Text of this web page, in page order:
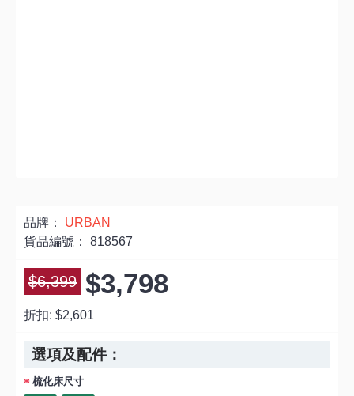
品牌： URBAN
貨品編號： 818567
$6,399 $3,798
折扣: $2,601
選項及配件：
梳化床尺寸